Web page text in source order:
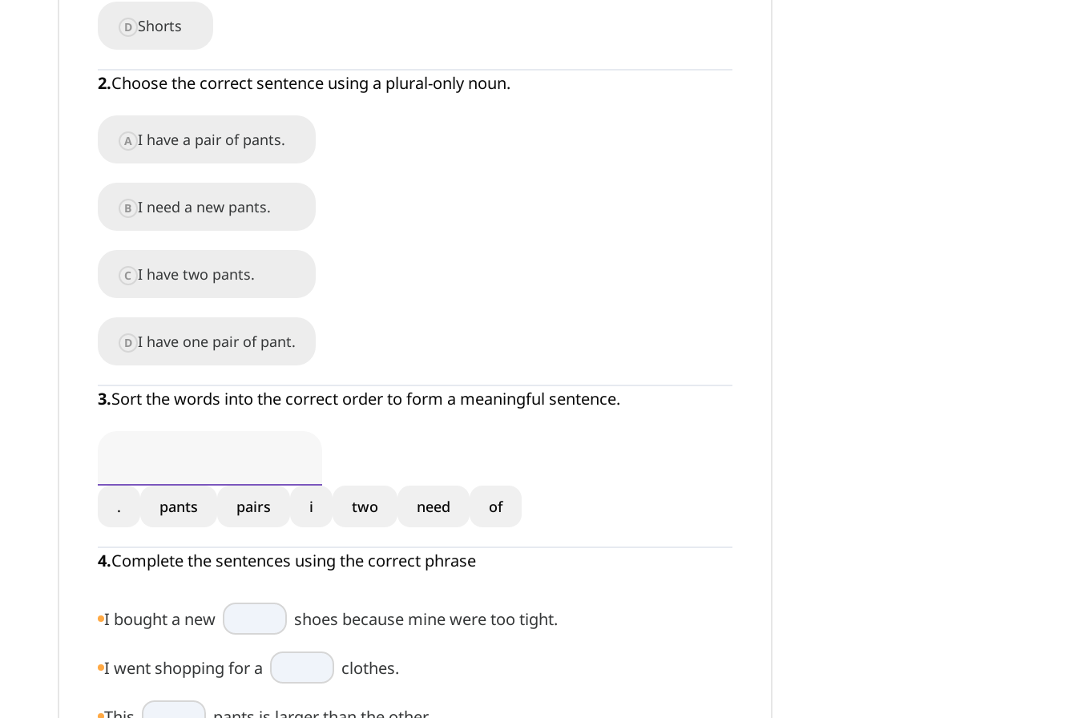
D Shorts
2.Choose the correct sentence using a plural-only noun.
A I have a pair of pants.
B I need a new pants.
C I have two pants.
D I have one pair of pant.
3.Sort the words into the correct order to form a meaningful sentence.
. pants pairs i two need of
4.Complete the sentences using the correct phrase
I bought a new shoes because mine were too tight.
I went shopping for a clothes.